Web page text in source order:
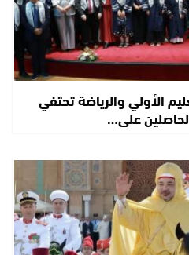
الأولي والرياضة تحتفي
على…